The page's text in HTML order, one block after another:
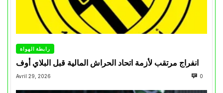
رابطة الهواة
انفراج مرتقب لأزمة اتحاد الحراش المالية قبل البلاي أوف
Avril 29, 2026 0